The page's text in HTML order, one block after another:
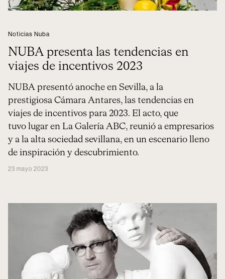
Noticias Nuba
NUBA presenta las tendencias en
viajes de incentivos 2023
NUBA presentó anoche en Sevilla, a la
prestigiosa Cámara Antares, las tendencias en
viajes de incentivos para 2023. El acto, que
tuvo lugar en La Galería ABC, reunió a empresarios
y a la alta sociedad sevillana, en un escenario lleno
de inspiración y descubrimiento.
23 mayo 2023